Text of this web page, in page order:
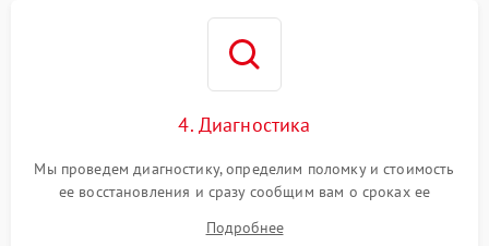
4. Диагностика
Мы проведем диагностику, определим поломку и стоимость
ее восстановления и сразу сообщим вам о сроках ее
Подробнее